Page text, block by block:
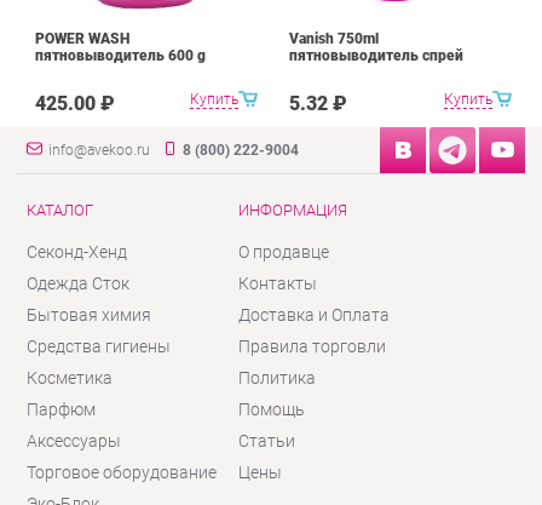
Купить
POWER WASH
пятновыводитель 600 g
425.00 ₽ Купить
Vanish 750ml
пятновыводитель спрей
5.32 ₽
info@avekoo.ru 8 (800) 222-9004
КАТАЛОГ
Секонд-Хенд
Одежда Сток
Бытовая химия
Средства гигиены
Косметика
Парфюм
Аксессуары
Торговое оборудование
ИНФОРМАЦИЯ
О продавце
Контакты
Доставка и Оплата
Правила торговли
Политика
Помощь
Статьи
Цены